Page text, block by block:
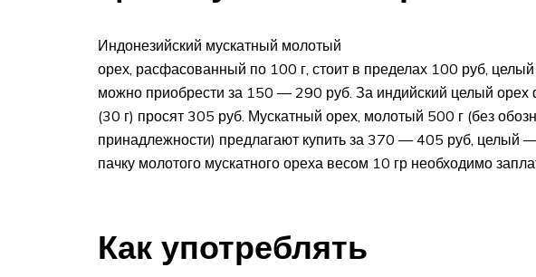
Индонезийский мускатный молотый
орех, расфасованный по 100 г, стоит в пределах 100 руб,
можно приобрести за 150 — 290 руб. За индийский целый
(30 г) просят 305 руб. Мускатный орех, молотый 500 г (без
принадлежности) предлагают купить за 370 — 405 руб, целый
пачку молотого мускатного ореха весом 10 гр необходимо
Как употреблять